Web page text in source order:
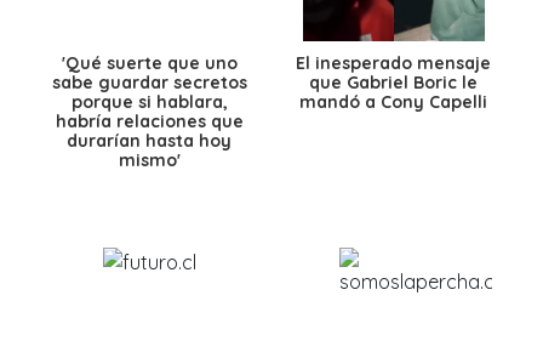
'Qué suerte que uno
sabe guardar secretos
porque si hablara,
habría relaciones que
durarían hasta hoy
mismo'
El inesperado mensaje
que Gabriel Boric le
mandó a Cony Capelli